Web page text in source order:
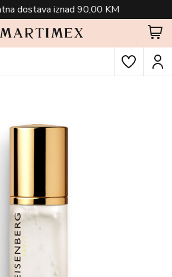
dostava iznad 90,00 KM